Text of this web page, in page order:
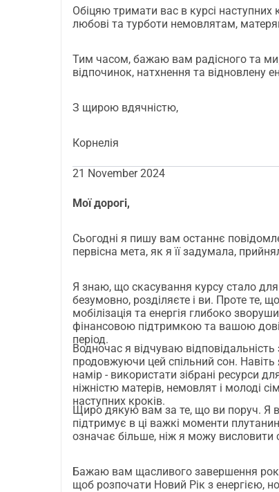
яку їм потрібно на початку їхнього
Мої нові навички служитимуть
дорогого вам, коли вам це
підтримка під час пологів (як доула),
заохочення та підтримка в
Якщо ви хочете зробити мені
подорожі будь-якою сумою грошей. Я
Натхнення для цього курсу прийшло
Обіцяю тримати вас в курсі наступних
любові та турботи немовлятам,
Тим часом, бажаю вам радісного та
відпочинок, натхнення та відновлену
З щирою вдячністю,
Корнелія
21 November 2024
Мої дорогі,
Сьогодні я пишу вам останнє
первісна мета, як я її задумала,
Я знаю, що скасування курсу стало
безумовно, розділяєте і ви. Проте те,
мобілізація та енергія глибоко
фінансовою підтримкою та вашою
період.
Водночас я відчуваю
продовжуючи цей спільний сон.
намір - використати зібрані ресурси
ніжністю матерів, немовлят і молоді
наступних кроків.
Щиро дякую вам за те, що ви поруч. Я
підтримує в ці важкі моменти
означає більше, ніж я можу висловити
Бажаю вам щасливого завершення